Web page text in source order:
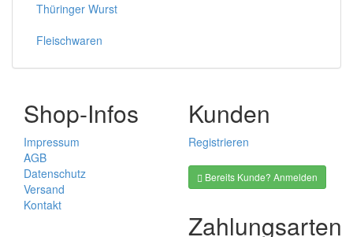
Thüringer Wurst
Fleischwaren
Shop-Infos
Impressum
AGB
Datenschutz
Versand
Kontakt
Kunden
Registrieren
Bereits Kunde? Anmelden
Zahlungsarten